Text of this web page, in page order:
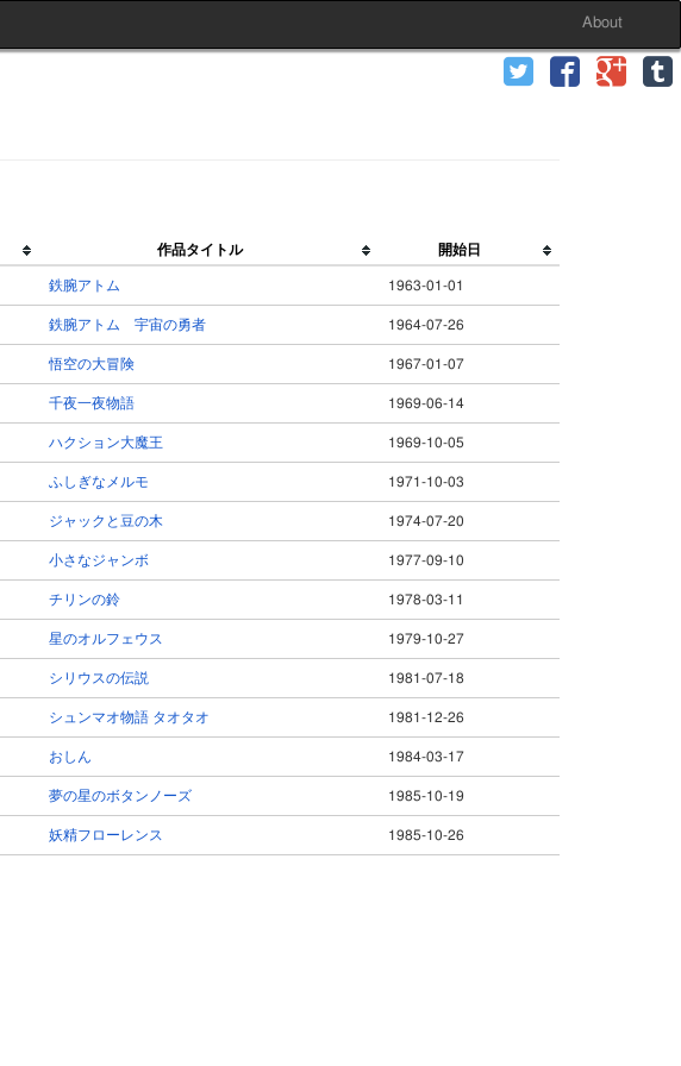
About
作品タイトル 開始日
鉄腕アトム 1963-01-01
鉄腕アトム 宇宙の勇者 1964-07-26
悟空の大冒険 1967-01-07
千夜一夜物語 1969-06-14
ハクション大魔王 1969-10-05
ふしぎなメルモ 1971-10-03
ジャックと豆の木 1974-07-20
小さなジャンボ 1977-09-10
チリンの鈴 1978-03-11
星のオルフェウス 1979-10-27
シリウスの伝説 1981-07-18
シュンマオ物語 タオタオ 1981-12-26
おしん 1984-03-17
夢の星のボタンノーズ 1985-10-19
妖精フローレンス 1985-10-26